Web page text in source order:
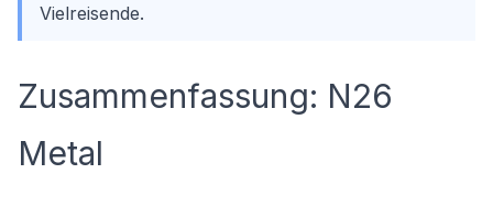
Vielreisende.
Zusammenfassung: N26
Metal